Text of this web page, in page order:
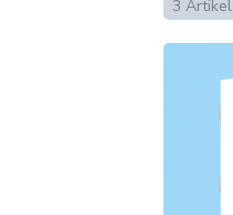
3 Artikel